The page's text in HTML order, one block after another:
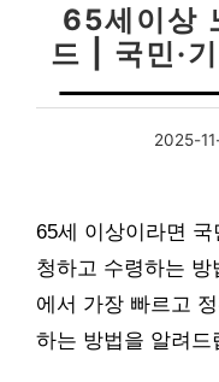
65세이상
드 | 국민·
2025-
65세 이상이라면
청하고 수령하는
에서 가장 빠르고
하는 방법을 알려드